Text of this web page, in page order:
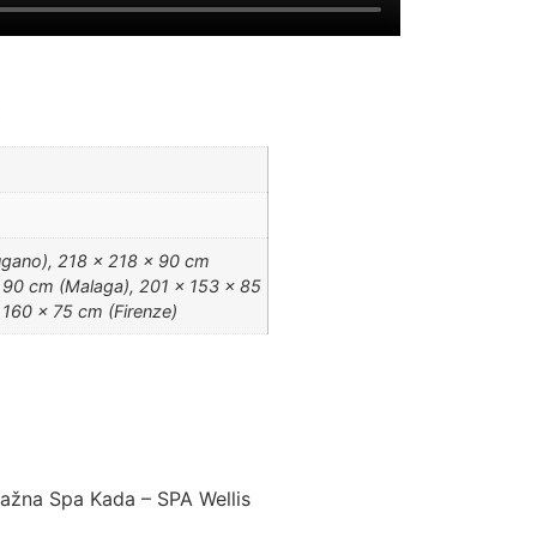
218 x 218 x 90 cm
cm (Malaga), 201 x 153 x 85
x 75 cm (Firenze)
Spa Kada – SPA Wellis